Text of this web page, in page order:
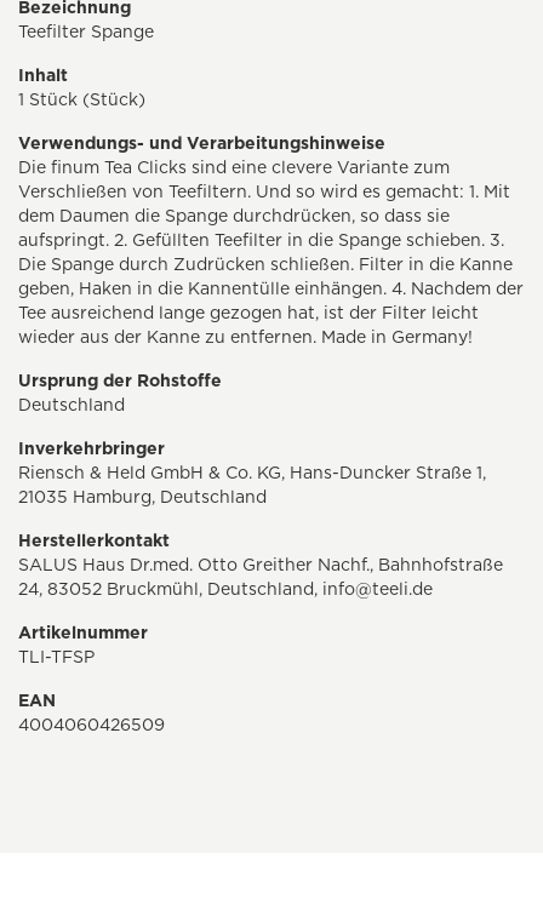
Bezeichnung
Teefilter Spange
Inhalt
1 Stück (Stück)
Verwendungs- und Verarbeitungshinweise
Die finum Tea Clicks sind eine clevere Variante zum
Verschließen von Teefiltern. Und so wird es gemacht: 1. Mit
dem Daumen die Spange durchdrücken, so dass sie
aufspringt. 2. Gefüllten Teefilter in die Spange schieben. 3.
Die Spange durch Zudrücken schließen. Filter in die Kanne
geben, Haken in die Kannentülle einhängen. 4. Nachdem der
Tee ausreichend lange gezogen hat, ist der Filter leicht
wieder aus der Kanne zu entfernen. Made in Germany!
Ursprung der Rohstoffe
Deutschland
Inverkehrbringer
Riensch & Held GmbH & Co. KG, Hans-Duncker Straße 1,
21035 Hamburg, Deutschland
Herstellerkontakt
SALUS Haus Dr.med. Otto Greither Nachf., Bahnhofstraße
24, 83052 Bruckmühl, Deutschland, info@teeli.de
Artikelnummer
TLI-TFSP
EAN
4004060426509